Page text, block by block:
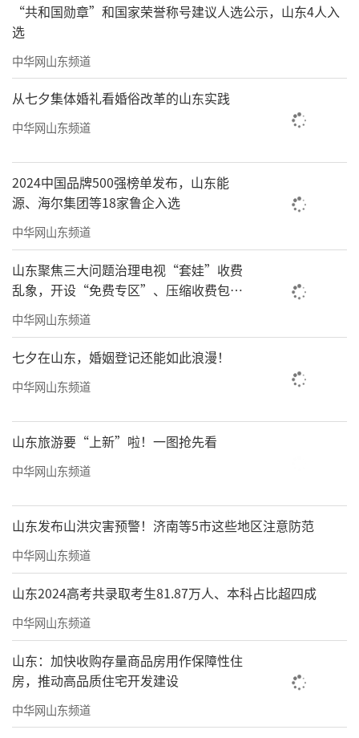
“共和国勋章”和国家荣誉称号建议人选公示，山东4人入
选
中华网山东频道
从七夕集体婚礼看婚俗改革的山东实践
中华网山东频道
2024中国品牌500强榜单发布，山东能
源、海尔集团等18家鲁企入选
中华网山东频道
山东聚焦三大问题治理电视“套娃”收费
乱象，开设“免费专区”、压缩收费包比
例70%以上
中华网山东频道
七夕在山东，婚姻登记还能如此浪漫！
中华网山东频道
山东旅游要“上新”啦！一图抢先看
中华网山东频道
山东发布山洪灾害预警！济南等5市这些地区注意防范
中华网山东频道
山东2024高考共录取考生81.87万人、本科占比超四成
中华网山东频道
山东：加快收购存量商品房用作保障性住
房，推动高品质住宅开发建设
中华网山东频道